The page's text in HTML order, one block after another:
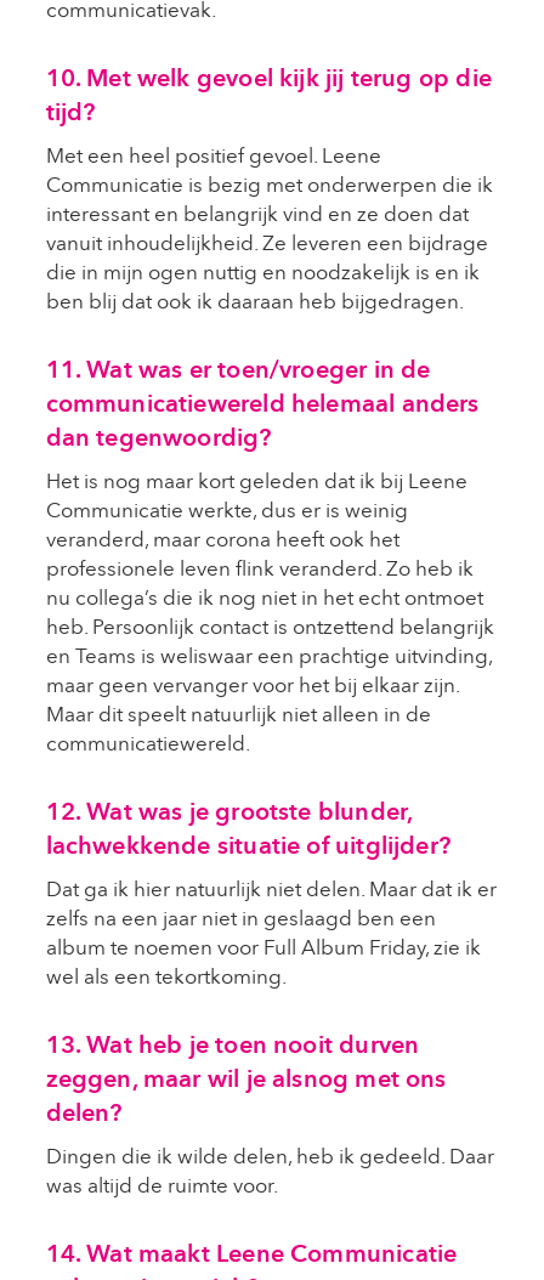
communicatievak.
10. Met welk gevoel kijk jij terug op die
tijd?
Met een heel positief gevoel. Leene
Communicatie is bezig met onderwerpen die ik
interessant en belangrijk vind en ze doen dat
vanuit inhoudelijkheid. Ze leveren een bijdrage
die in mijn ogen nuttig en noodzakelijk is en ik
ben blij dat ook ik daaraan heb bijgedragen.
11. Wat was er toen/vroeger in de
communicatiewereld helemaal anders
dan tegenwoordig?
Het is nog maar kort geleden dat ik bij Leene
Communicatie werkte, dus er is weinig
veranderd, maar corona heeft ook het
professionele leven flink veranderd. Zo heb ik
nu collega’s die ik nog niet in het echt ontmoet
heb. Persoonlijk contact is ontzettend belangrijk
en Teams is weliswaar een prachtige uitvinding,
maar geen vervanger voor het bij elkaar zijn.
Maar dit speelt natuurlijk niet alleen in de
communicatiewereld.
12. Wat was je grootste blunder,
lachwekkende situatie of uitglijder?
Dat ga ik hier natuurlijk niet delen. Maar dat ik er
zelfs na een jaar niet in geslaagd ben een
album te noemen voor Full Album Friday, zie ik
wel als een tekortkoming.
13. Wat heb je toen nooit durven
zeggen, maar wil je alsnog met ons
delen?
Dingen die ik wilde delen, heb ik gedeeld. Daar
was altijd de ruimte voor.
14. Wat maakt Leene Communicatie